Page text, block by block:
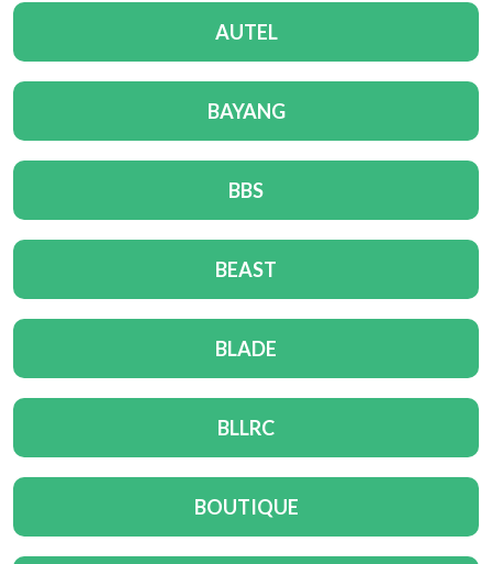
AUTEL
BAYANG
BBS
BEAST
BLADE
BLLRC
BOUTIQUE